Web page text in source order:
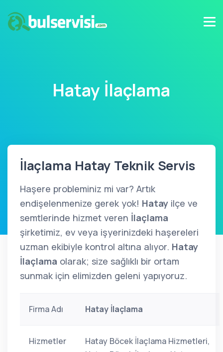
Hatay İlaçlama
İlaçlama Hatay Teknik Servis
Haşere probleminiz mi var? Artık
endişelenmenize gerek yok! Hatay ilçe ve
semtlerinde hizmet veren İlaçlama
şirketimiz, ev veya işyerinizdeki haşereleri
uzman ekibiyle kontrol altına alıyor. Hatay
İlaçlama olarak; size sağlıklı bir ortam
sunmak için elimizden geleni yapıyoruz.
Firma Adı Hatay İlaçlama
Hizmetler
Hatay Böcek İlaçlama Hizmetleri,